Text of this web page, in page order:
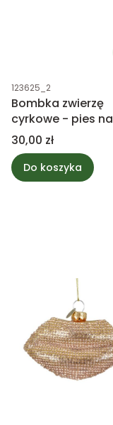
Kod produktu
123625_2
Bombka zwierzę
cyrkowe - pies na
bębnie 12,5cm
Cena
30,00 zł
Do koszyka